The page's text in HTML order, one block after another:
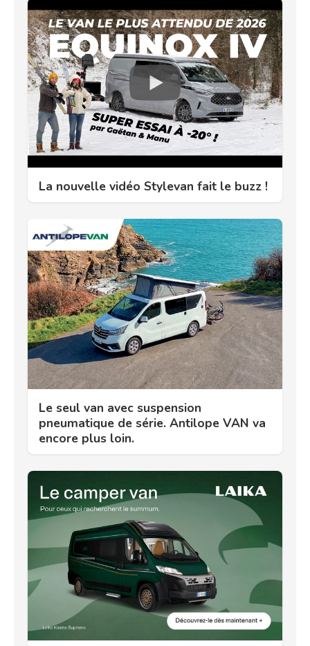
La nouvelle vidéo Stylevan fait le buzz !
Le seul van avec suspension
pneumatique de série. Antilope VAN va
encore plus loin.